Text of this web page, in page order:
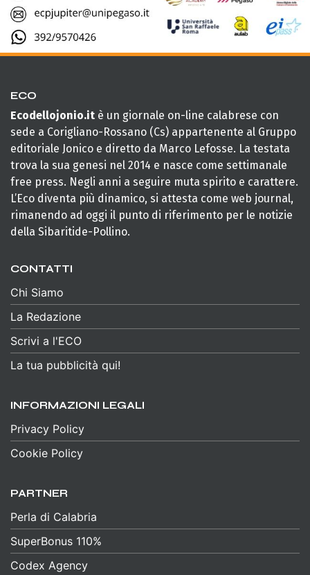
ECO
Ecodellojonio.it è un giornale on-line calabrese con
sede a Corigliano-Rossano (Cs) appartenente al Gruppo
editoriale Jonico e diretto da Marco Lefosse. La testata
trova la sua genesi nel 2014 e nasce come settimanale
free press. Negli anni a seguire muta spirito e carattere.
L’Eco diventa più dinamico, si attesta come web journal,
rimanendo ad oggi il punto di riferimento per le notizie
della Sibaritide-Pollino.
CONTATTI
Chi Siamo
La Redazione
Scrivi a l'ECO
La tua pubblicità qui!
INFORMAZIONI LEGALI
Privacy Policy
Cookie Policy
PARTNER
Perla di Calabria
SuperBonus 110%
Codex Agency